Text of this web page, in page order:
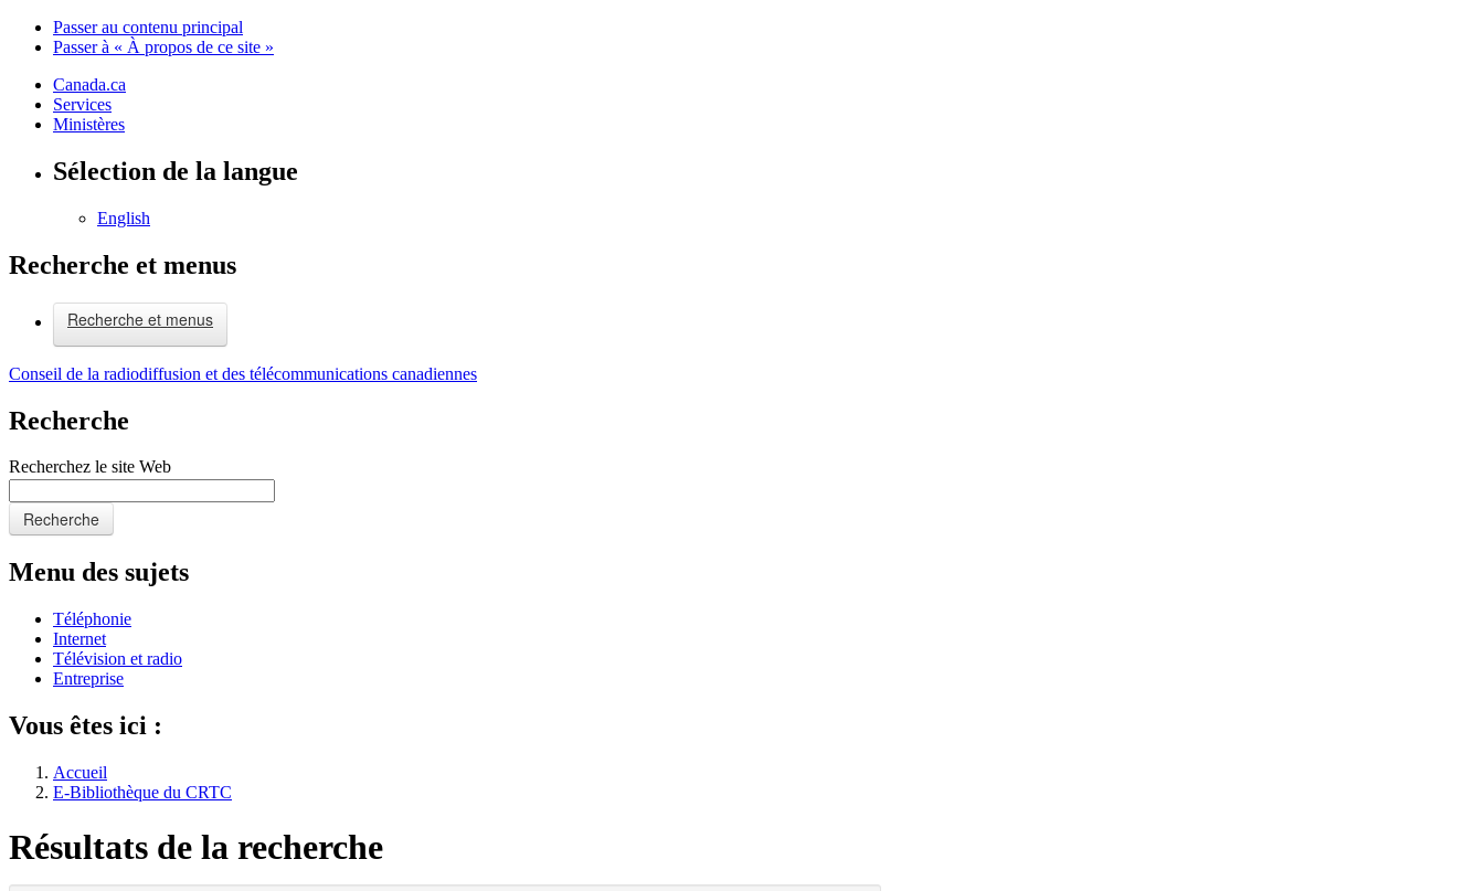
Passer au contenu principal
Passer à « À propos de ce site »
Canada.ca
Services
Ministères
Sélection de la langue
English
Recherche et menus
Recherche et menus
Conseil de la radiodiffusion et des télécommunications canadiennes
Recherche
Recherchez le site Web
Recherche
Menu des sujets
Téléphonie
Internet
Télévision et radio
Entreprise
Vous êtes ici :
Accueil
E-Bibliothèque du CRTC
Résultats de la recherche